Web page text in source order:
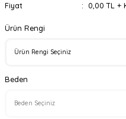
Fiyat
0,00 TL +
Ürün Rengi
Beden